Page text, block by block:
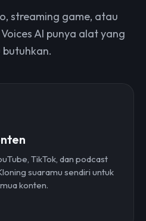
streaming game, atau
AI punya alat yang
butuhkan.
TikTok, dan podcast
suaramu sendiri untuk
konten.